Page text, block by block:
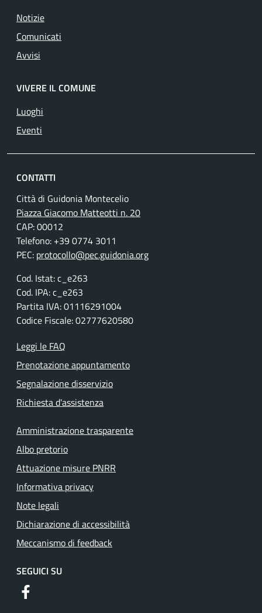
Notizie
Comunicati
Avvisi
VIVERE IL COMUNE
Luoghi
Eventi
CONTATTI
Città di Guidonia Montecelio
Piazza Giacomo Matteotti n. 20
CAP: 00012
Telefono: +39 0774 3011
PEC: protocollo@pec.guidonia.org
Cod. Istat: c_e263
Cod. IPA: c_e263
Partita IVA: 01116291004
Codice Fiscale: 02777620580
Leggi le FAQ
Prenotazione appuntamento
Segnalazione disservizio
Richiesta d'assistenza
Amministrazione trasparente
Albo pretorio
Attuazione misure PNRR
Informativa privacy
Note legali
Dichiarazione di accessibilità
Meccanismo di feedback
SEGUICI SU